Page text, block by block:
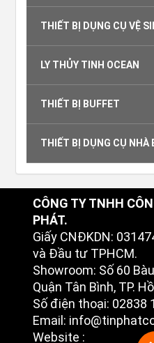
THIẾT BỊ DỤNG CỤ VỆ
LY THỦY TINH OCEAN
THIẾT BỊ BUFFET
THIẾT BỊ DỤNG CỤ NHÀ
CÔNG TY TNHH
PHÁT.
Giấy CNĐKDN:
và Đầu tư TPHCM.
Showroom: Số 60
Quận Tân Bình, TP.
Số điện thoại: 02838
Email:
Website :